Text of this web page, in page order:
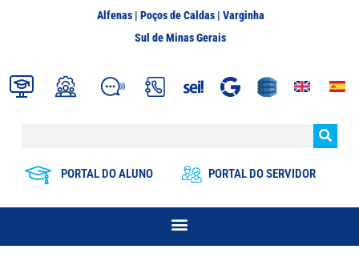
Alfenas | Poços de Caldas | Varginha
Sul de Minas Gerais
PORTAL DO ALUNO PORTAL DO SERVIDOR